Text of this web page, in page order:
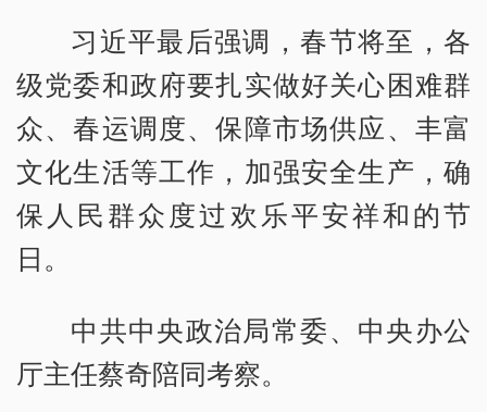
习近平最后强调，春节将至，各
级党委和政府要扎实做好关心困难群
众、春运调度、保障市场供应、丰富
文化生活等工作，加强安全生产，确
保人民群众度过欢乐平安祥和的节
日。
中共中央政治局常委、中央办公
厅主任蔡奇陪同考察。